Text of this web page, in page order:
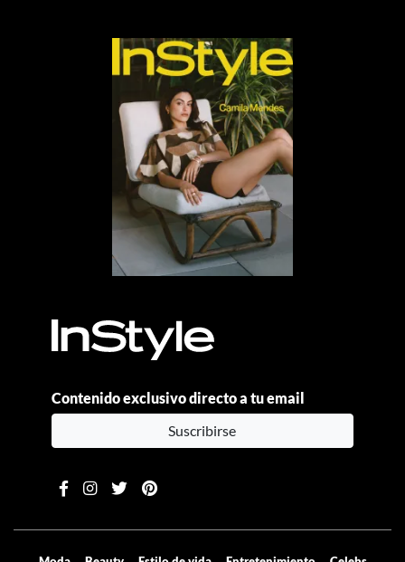
Contenido exclusivo directo a tu email
Suscribirse